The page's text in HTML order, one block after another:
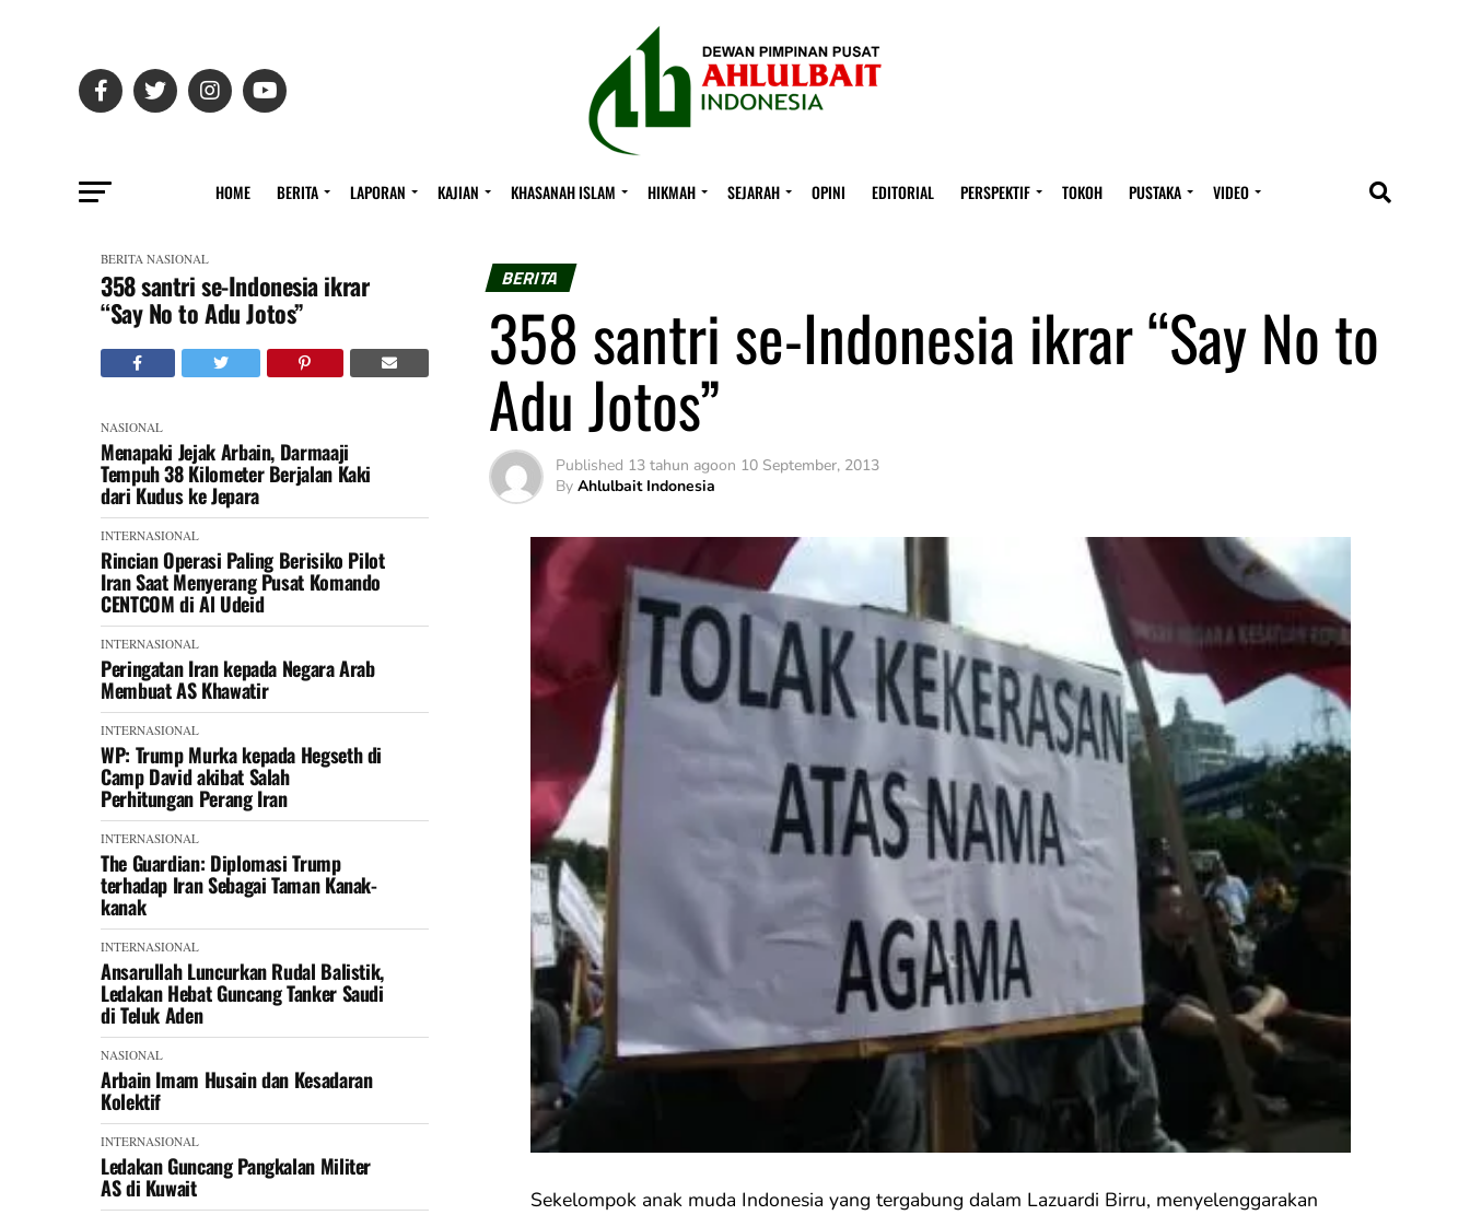
HOME BERITA LAPORAN KAJIAN KHASANAH ISLAM HIKMAH SEJARAH OPINI EDITORIAL PERSPEKTIF TOKOH PUSTAKA VIDEO
BERITA NASIONAL
358 santri se-Indonesia ikrar
“Say No to Adu Jotos”
NASIONAL
Menapaki Jejak Arbain, Darmaaji
Tempuh 38 Kilometer Berjalan Kaki
dari Kudus ke Jepara
INTERNASIONAL
Rincian Operasi Paling Berisiko Pilot
Iran Saat Menyerang Pusat Komando
CENTCOM di Al Udeid
INTERNASIONAL
Peringatan Iran kepada Negara Arab
Membuat AS Khawatir
INTERNASIONAL
WP: Trump Murka kepada Hegseth di
Camp David akibat Salah
Perhitungan Perang Iran
INTERNASIONAL
The Guardian: Diplomasi Trump
terhadap Iran Sebagai Taman Kanak-
kanak
INTERNASIONAL
Ansarullah Luncurkan Rudal Balistik,
Ledakan Hebat Guncang Tanker Saudi
di Teluk Aden
NASIONAL
Arbain Imam Husain dan Kesadaran
Kolektif
INTERNASIONAL
Ledakan Guncang Pangkalan Militer
AS di Kuwait
BERITA
358 santri se-Indonesia ikrar “Say No to
Adu Jotos”
Published 13 tahun agoon 10 September, 2013
By Ahlulbait Indonesia
Sekelompok anak muda Indonesia yang tergabung dalam Lazuardi Birru, menyelenggarakan